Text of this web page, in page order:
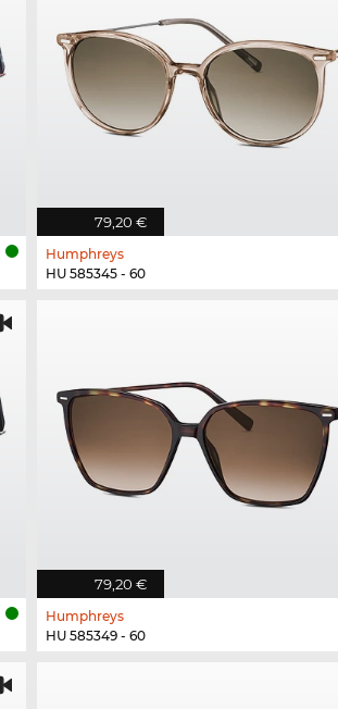
79,20 €
Humphreys
HU 585345 - 60
79,20 €
Humphreys
HU 585349 - 60